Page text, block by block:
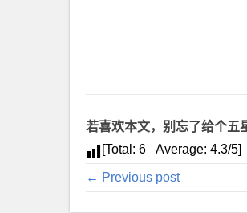
若喜欢本文，别忘了给个五
[Total: 6 Average: 4.3/5]
← Previous post